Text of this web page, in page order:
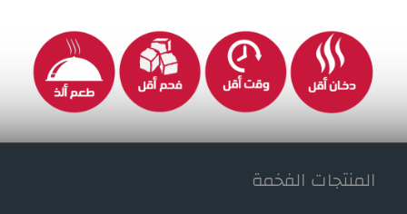
المنتجات الفخمة